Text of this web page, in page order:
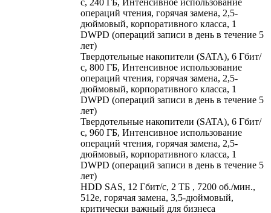
операций чтения, горячая замена, 2,5-
дюймовый, корпоративного класса, 1
DWPD (операций записи в день в течение 5
лет)
Твердотельные накопители (SATA), 6 Гбит/
с, 800 ГБ, Интенсивное использование
операций чтения, горячая замена, 2,5-
дюймовый, корпоративного класса, 1
DWPD (операций записи в день в течение 5
лет)
Твердотельные накопители (SATA), 6 Гбит/
с, 960 ГБ, Интенсивное использование
операций чтения, горячая замена, 2,5-
дюймовый, корпоративного класса, 1
DWPD (операций записи в день в течение 5
лет)
HDD SAS, 12 Гбит/с, 2 ТБ , 7200 об./мин.,
512e, горячая замена, 3,5-дюймовый,
критически важный для бизнеса